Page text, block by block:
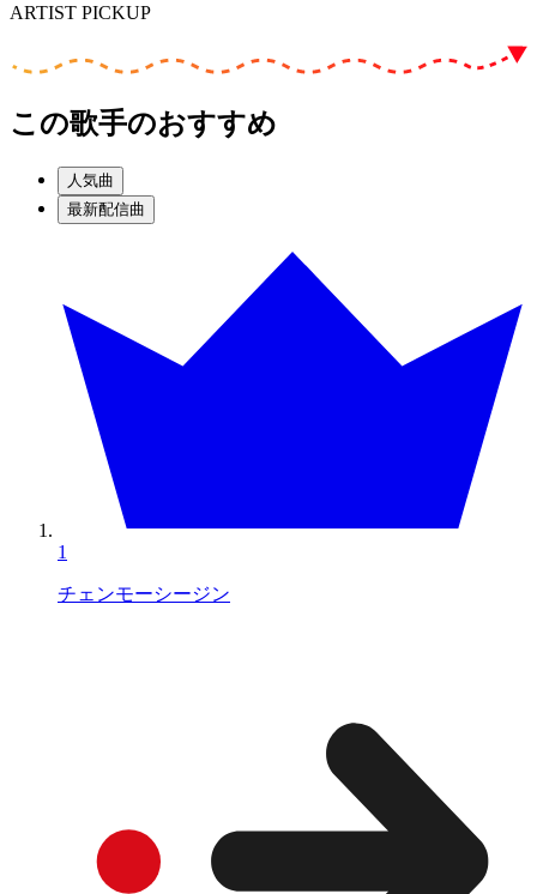
ARTIST PICKUP
この歌手のおすすめ
人気曲
最新配信曲
1
チェンモーシージン